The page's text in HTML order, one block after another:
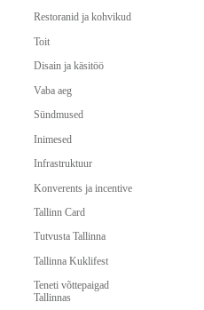
Restoranid ja kohvikud
Toit
Disain ja käsitöö
Vaba aeg
Sündmused
Inimesed
Infrastruktuur
Konverents ja incentive
Tallinn Card
Tutvusta Tallinna
Tallinna Kuklifest
Teneti võttepaigad
Tallinnas